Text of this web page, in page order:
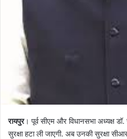
रायपुर। पूर्व सीएम और विधानसभा अध्यक्ष
सुरक्षा हटा ली जाएगी. अब उनकी सुरक्षा